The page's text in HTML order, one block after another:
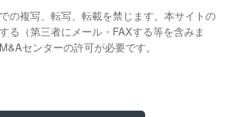
の複写、転写、転載を禁じます。本サイトの
る（第三者にメール・FAXする等を含みま
センターの許可が必要です。